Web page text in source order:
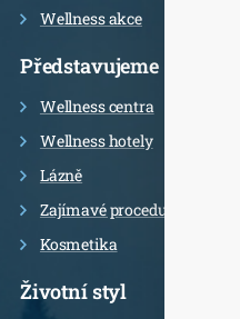
Wellness akce
Představujeme
Wellness centra
Wellness hotely
Lázně
Zajímavé procedury
Kosmetika
Životní styl